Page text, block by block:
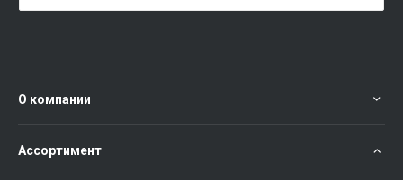
О компании
Ассортимент